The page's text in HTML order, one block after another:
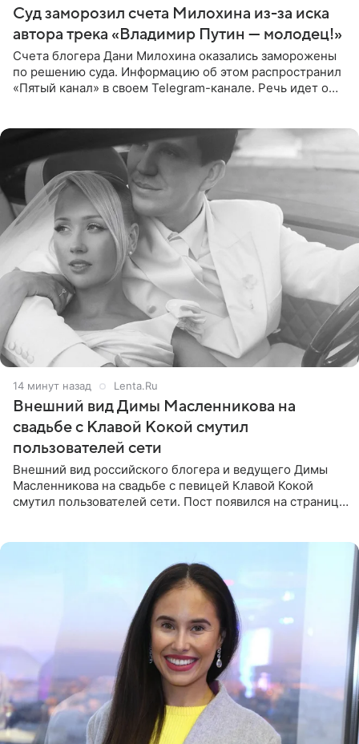
Суд заморозил счета Милохина из-за иска
автора трека «Владимир Путин — молодец!»
Счета блогера Дани Милохина оказались заморожены
по решению суда. Информацию об этом распространил
«Пятый канал» в своем Telegram-канале. Речь идет о
14 минут назад Lenta.Ru
Внешний вид Димы Масленникова на
свадьбе с Клавой Кокой смутил
пользователей сети
Внешний вид российского блогера и ведущего Димы
Масленникова на свадьбе с певицей Клавой Кокой
смутил пользователей сети. Пост появился на странице